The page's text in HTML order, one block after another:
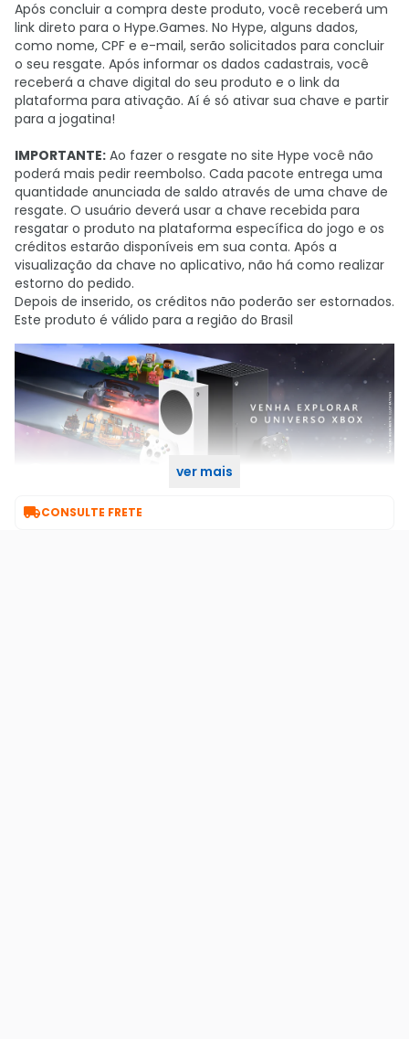
Após concluir a compra deste produto, você receberá um
link direto para o Hype.Games. No Hype, alguns dados,
como nome, CPF e e-mail, serão solicitados para concluir
o seu resgate. Após informar os dados cadastrais, você
receberá a chave digital do seu produto e o link da
plataforma para ativação. Aí é só ativar sua chave e partir
para a jogatina!
IMPORTANTE: Ao fazer o resgate no site Hype você não
poderá mais pedir reembolso. Cada pacote entrega uma
quantidade anunciada de saldo através de uma chave de
resgate. O usuário deverá usar a chave recebida para
resgatar o produto na plataforma específica do jogo e os
créditos estarão disponíveis em sua conta. Após a
visualização da chave no aplicativo, não há como realizar
estorno do pedido.
Depois de inserido, os créditos não poderão ser estornados.
Este produto é válido para a região do Brasil
ver mais
CONSULTE FRETE